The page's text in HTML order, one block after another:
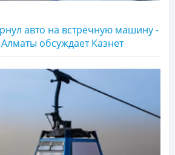
авто на встречную машину -
обсуждает Казнет